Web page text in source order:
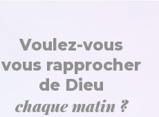
Voulez-vous
vous rapprocher
de Dieu
chaque matin ?